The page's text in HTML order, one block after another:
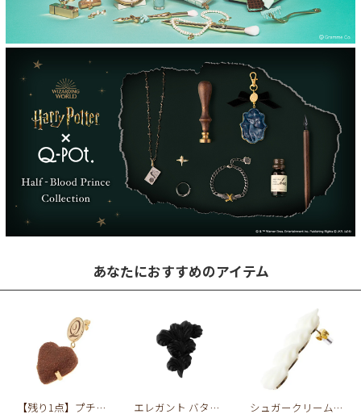
あなたにおすすめのアイテム
【残り1点】プチリュクスハートショコラ ピアス エレガント バタークリーム ピアス（ブラック） シュガークリームライン ピアス